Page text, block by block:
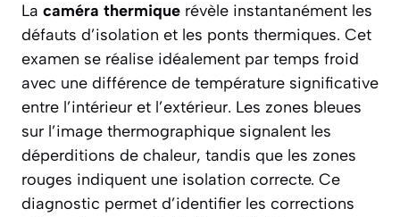
La caméra thermique révèle instantanément les
défauts d’isolation et les ponts thermiques. Cet
examen se réalise idéalement par temps froid
avec une différence de température significative
entre l’intérieur et l’extérieur. Les zones bleues
sur l’image thermographique signalent les
déperditions de chaleur, tandis que les zones
rouges indiquent une isolation correcte. Ce
diagnostic permet d’identifier les corrections